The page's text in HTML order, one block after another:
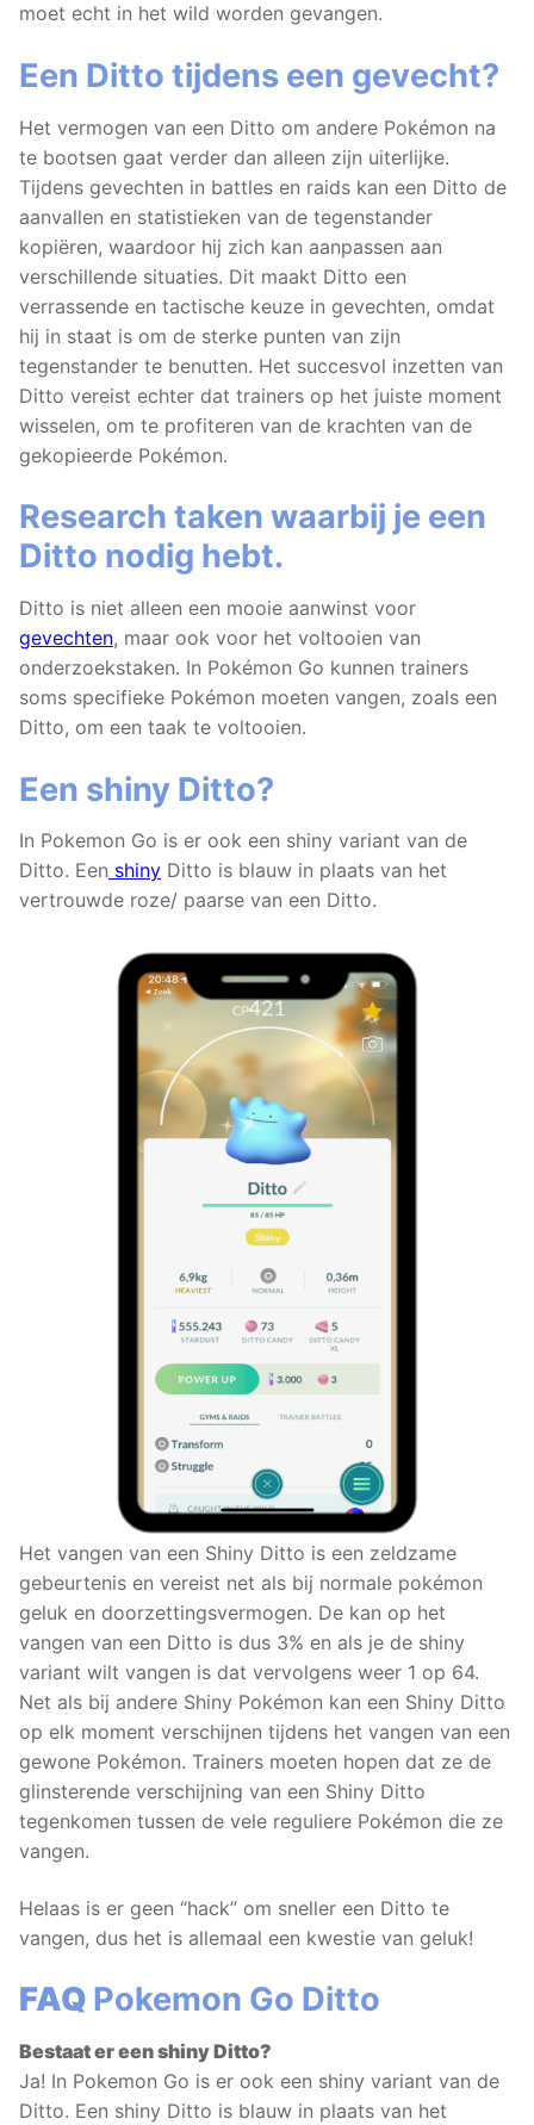
moet echt in het wild worden gevangen.
Een Ditto tijdens een gevecht?
Het vermogen van een Ditto om andere Pokémon na
te bootsen gaat verder dan alleen zijn uiterlijke.
Tijdens gevechten in battles en raids kan een Ditto de
aanvallen en statistieken van de tegenstander
kopiëren, waardoor hij zich kan aanpassen aan
verschillende situaties. Dit maakt Ditto een
verrassende en tactische keuze in gevechten, omdat
hij in staat is om de sterke punten van zijn
tegenstander te benutten. Het succesvol inzetten van
Ditto vereist echter dat trainers op het juiste moment
wisselen, om te profiteren van de krachten van de
gekopieerde Pokémon.
Research taken waarbij je een
Ditto nodig hebt.
Ditto is niet alleen een mooie aanwinst voor
gevechten, maar ook voor het voltooien van
onderzoekstaken. In Pokémon Go kunnen trainers
soms specifieke Pokémon moeten vangen, zoals een
Ditto, om een taak te voltooien.
Een shiny Ditto?
In Pokemon Go is er ook een shiny variant van de
Ditto. Een shiny Ditto is blauw in plaats van het
vertrouwde roze/ paarse van een Ditto.
Het vangen van een Shiny Ditto is een zeldzame
gebeurtenis en vereist net als bij normale pokémon
geluk en doorzettingsvermogen. De kan op het
vangen van een Ditto is dus 3% en als je de shiny
variant wilt vangen is dat vervolgens weer 1 op 64.
Net als bij andere Shiny Pokémon kan een Shiny Ditto
op elk moment verschijnen tijdens het vangen van een
gewone Pokémon. Trainers moeten hopen dat ze de
glinsterende verschijning van een Shiny Ditto
tegenkomen tussen de vele reguliere Pokémon die ze
vangen.
Helaas is er geen “hack” om sneller een Ditto te
vangen, dus het is allemaal een kwestie van geluk!
FAQ Pokemon Go Ditto
Bestaat er een shiny Ditto?
Ja! In Pokemon Go is er ook een shiny variant van de
Ditto. Een shiny Ditto is blauw in plaats van het